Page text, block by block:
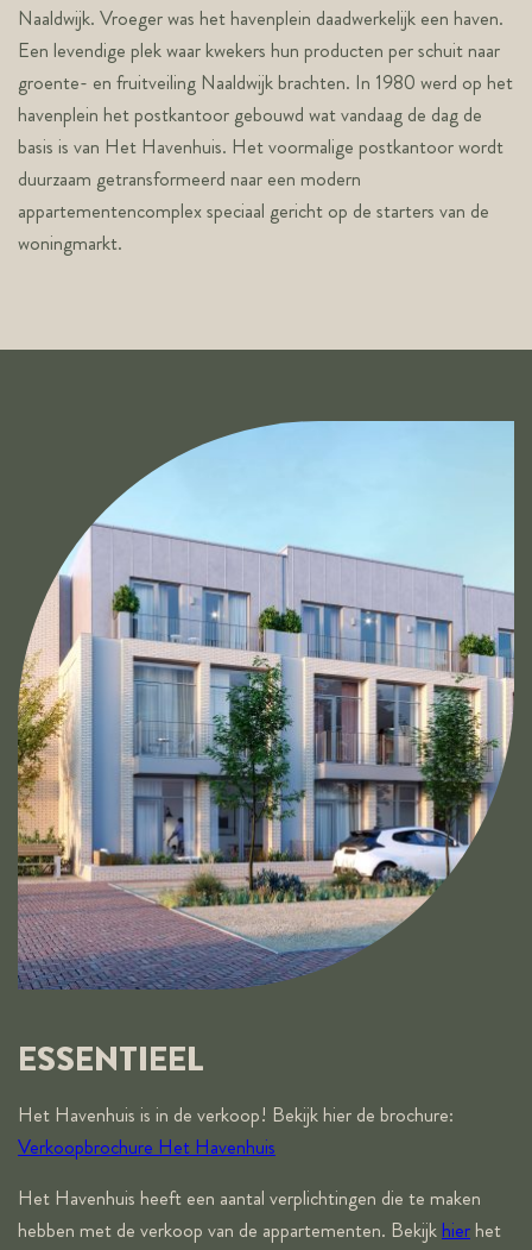
Naaldwijk. Vroeger was het havenplein daadwerkelijk een haven.
Een levendige plek waar kwekers hun producten per schuit naar
groente- en fruitveiling Naaldwijk brachten. In 1980 werd op het
havenplein het postkantoor gebouwd wat vandaag de dag de
basis is van Het Havenhuis. Het voormalige postkantoor wordt
duurzaam getransformeerd naar een modern
appartementencomplex speciaal gericht op de starters van de
woningmarkt.
ESSENTIEEL
Het Havenhuis is in de verkoop! Bekijk hier de brochure:
Verkoopbrochure Het Havenhuis
Het Havenhuis heeft een aantal verplichtingen die te maken
hebben met de verkoop van de appartementen. Bekijkhierhet